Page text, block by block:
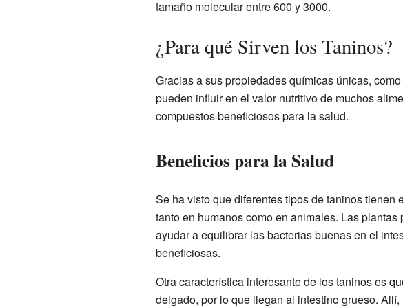
tamaño molecular entre 600 y 3000.
¿Para qué Sirven los Taninos?
Gracias a sus propiedades químicas únicas,
pueden influir en el valor nutritivo de muchos
compuestos beneficiosos para la salud.
Beneficios para la Salud
Se ha visto que diferentes tipos de taninos
tanto en humanos como en animales. Las
ayudar a equilibrar las bacterias buenas en el
beneficiosas.
Otra característica interesante de los taninos es
delgado, por lo que llegan al intestino grueso.